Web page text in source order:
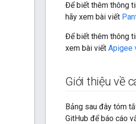
Để biết thêm thông
hãy xem bài viết
Để biết thêm thông
xem bài viết Apigee
Giới thiệu về
Bảng sau đây tóm
GitHub để báo cáo